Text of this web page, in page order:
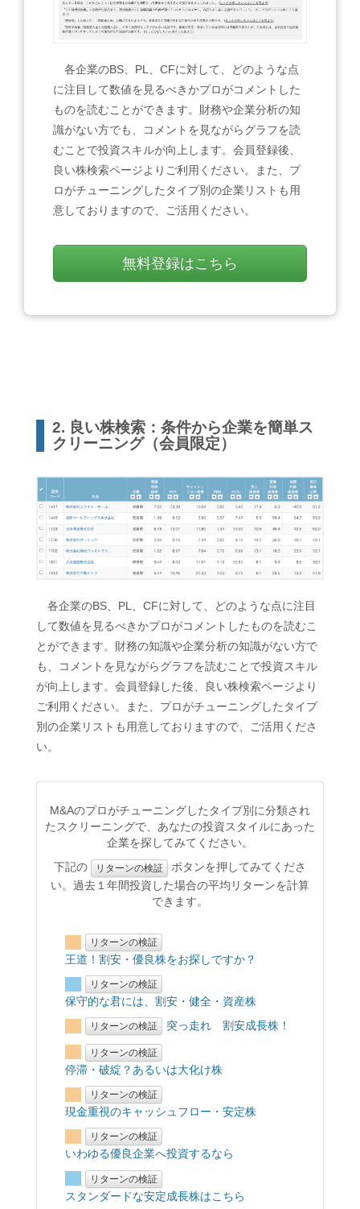
各企業のBS、PL、CFに対して、どのような点
に注目して数値を見るべきかプロがコメントした
ものを読むことができます。財務や企業分析の知
識がない方でも、コメントを見ながらグラフを読
むことで投資スキルが向上します。会員登録後、
良い株検索ページよりご利用ください。また、プ
ロがチューニングしたタイプ別の企業リストも用
意しておりますので、ご活用ください。
無料登録はこちら
2. 良い株検索：条件から企業を簡単ス
クリーニング（会員限定）
各企業のBS、PL、CFに対して、どのような点に注目
して数値を見るべきかプロがコメントしたものを読むこ
とができます。財務の知識や企業分析の知識がない方で
も、コメントを見ながらグラフを読むことで投資スキル
が向上します。会員登録した後、良い株検索ページより
ご利用ください。また、プロがチューニングしたタイプ
別の企業リストも用意しておりますので、ご活用くださ
い。
M&Aのプロがチューニングしたタイプ別に分類され
たスクリーニングで、あなたの投資スタイルにあった
企業を探してみてください。
下記の
リターンの検証
ボタンを押してみてくださ
い。過去１年間投資した場合の平均リターンを計算
できます。
リターンの検証
王道！割安・優良株をお探しですか？
リターンの検証
保守的な君には、割安・健全・資産株
リターンの検証 突っ走れ 割安成長株！
リターンの検証
停滞・破綻？あるいは大化け株
リターンの検証
現金重視のキャッシュフロー・安定株
リターンの検証
いわゆる優良企業へ投資するなら
リターンの検証
スタンダードな安定成長株はこちら